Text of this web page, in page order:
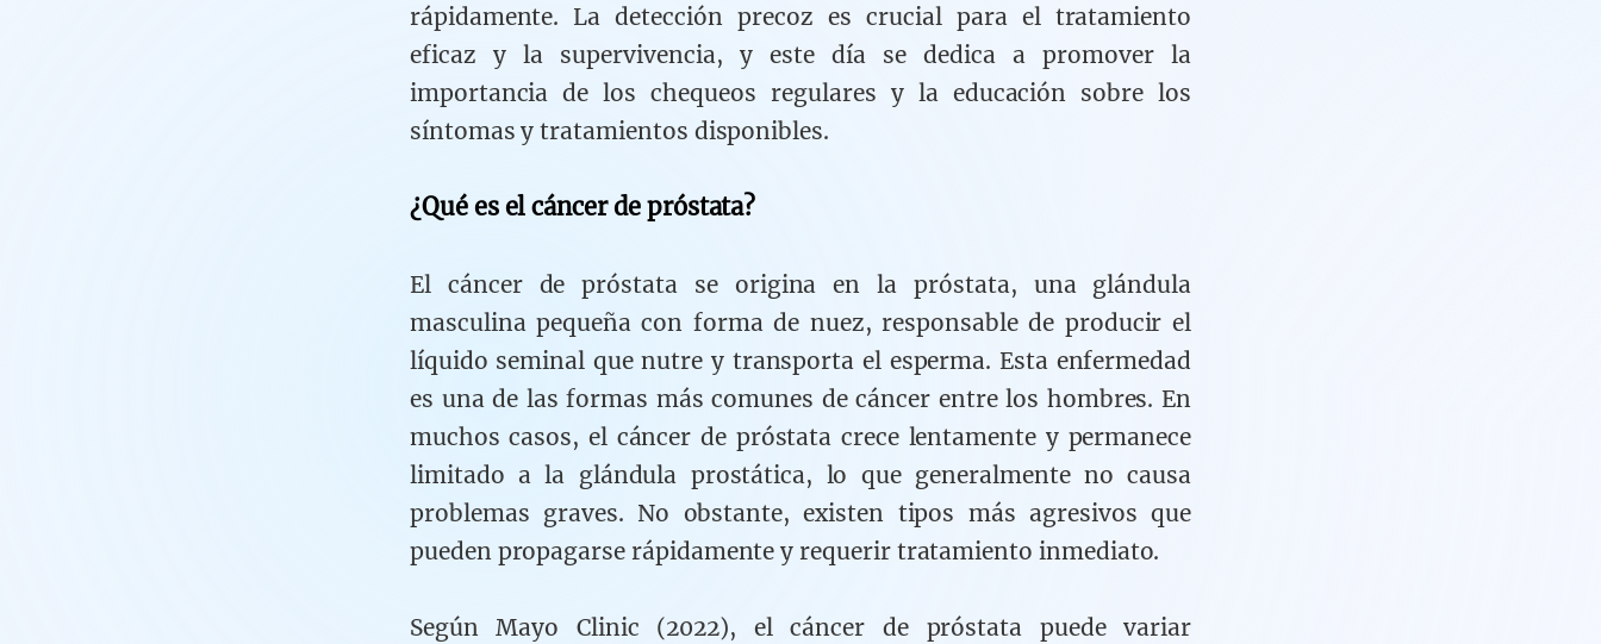
rápidamente. La detección precoz es crucial para el tratamiento
eficaz y la supervivencia, y este día se dedica a promover la
importancia de los chequeos regulares y la educación sobre los
síntomas y tratamientos disponibles.
¿Qué es el cáncer de próstata?
El cáncer de próstata se origina en la próstata, una glándula
masculina pequeña con forma de nuez, responsable de producir el
líquido seminal que nutre y transporta el esperma. Esta enfermedad
es una de las formas más comunes de cáncer entre los hombres. En
muchos casos, el cáncer de próstata crece lentamente y permanece
limitado a la glándula prostática, lo que generalmente no causa
problemas graves. No obstante, existen tipos más agresivos que
pueden propagarse rápidamente y requerir tratamiento inmediato.
Según Mayo Clinic (2022), el cáncer de próstata puede variar